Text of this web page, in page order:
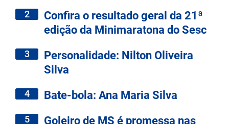
2
Confira o resultado geral da 21ª
edição da Minimaratona do Sesc
3
Personalidade: Nilton Oliveira
Silva
4 Bate-bola: Ana Maria Silva
5
Goleiro de MS é promessa nas